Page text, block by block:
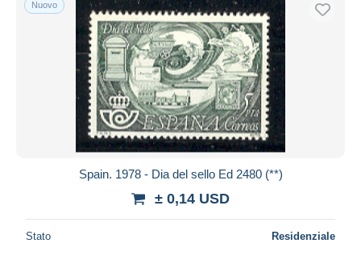
Altri & non classificati
874
Spedizione gratuita
Metodi di pagamento
PayPal
Bonifico bancario
Visa
Mastercard
Bancontact
iDeal
Nuovo
Spain. 1978 - Dia del sello Ed 2480 (**)
± 0,14 USD
Stato Residenziale